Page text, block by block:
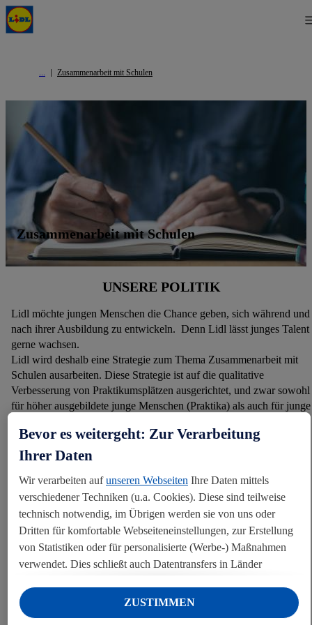
Zusammenarbeit mit Schulen
Zusammenarbeit mit Schulen
UNSERE POLITIK
Lidl möchte jungen Menschen die Chance geben, sich während und
nach ihrer Ausbildung zu entwickeln. Denn Lidl lässt junges Talent
gerne wachsen.
Lidl wird deshalb eine Strategie zum Thema Zusammenarbeit mit
Schulen ausarbeiten. Diese Strategie ist auf die qualitative
Verbesserung von Praktikumsplätzen ausgerichtet, und zwar sowohl
für höher ausgebildete junge Menschen (Praktika) als auch für junge
Lernen).
UNSER ZIEL
Lidl zielt darauf ab, die Anzahl der Personen, die ein Praktikum und
/oder eine Kompetenzorientiert Lehrplan absolvieren, jährlich um
10% zu erhöhen.
Bevor es weitergeht: Zur Verarbeitung
Ihrer Daten
Wir verarbeiten aufunseren Webseiten Ihre Daten mittels
verschiedener Techniken (u.a. Cookies). Diese sind teilweise
technisch notwendig, im Übrigen werden sie von uns oder
Dritten für komfortable Webseiteneinstellungen, zur Erstellung
von Statistiken oder für personalisierte (Werbe-) Maßnahmen
verwendet. Dies schließt auch Datentransfers in Länder
Unter „Ablehnen“ können Sie nur den Einsatz notwendiger
Techniken zulassen. Unter „Anpassen“ können sie einzelne
ZUSTIMMEN